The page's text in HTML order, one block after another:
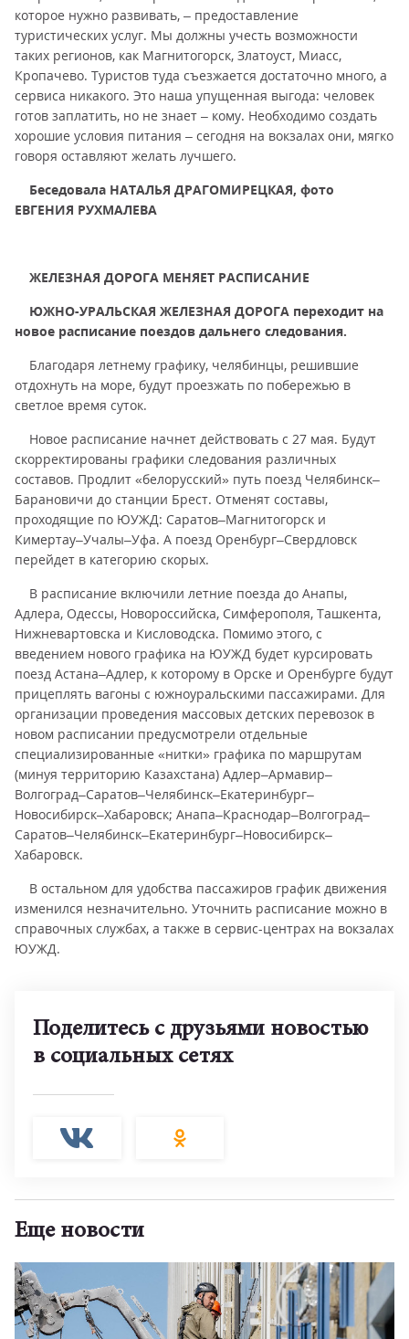
которое нужно развивать, – предоставление
туристических услуг. Мы должны учесть возможности
таких регионов, как Магнитогорск, Златоуст, Миасс,
Кропачево. Туристов туда съезжается достаточно много, а
сервиса никакого. Это наша упущенная выгода: человек
готов заплатить, но не знает – кому. Необходимо создать
хорошие условия питания – сегодня на вокзалах они, мягко
говоря оставляют желать лучшего.
Беседовала НАТАЛЬЯ ДРАГОМИРЕЦКАЯ, фото
ЕВГЕНИЯ РУХМАЛЕВА
ЖЕЛЕЗНАЯ ДОРОГА МЕНЯЕТ РАСПИСАНИЕ
ЮЖНО-УРАЛЬСКАЯ ЖЕЛЕЗНАЯ ДОРОГА переходит на
новое расписание поездов дальнего следования.
Благодаря летнему графику, челябинцы, решившие
отдохнуть на море, будут проезжать по побережью в
светлое время суток.
Новое расписание начнет действовать с 27 мая. Будут
скорректированы графики следования различных
составов. Продлит «белорусский» путь поезд Челябинск–
Барановичи до станции Брест. Отменят составы,
проходящие по ЮУЖД: Саратов–Магнитогорск и
Кимертау–Учалы–Уфа. А поезд Оренбург–Свердловск
перейдет в категорию скорых.
В расписание включили летние поезда до Анапы,
Адлера, Одессы, Новороссийска, Симферополя, Ташкента,
Нижневартовска и Кисловодска. Помимо этого, с
введением нового графика на ЮУЖД будет курсировать
поезд Астана–Адлер, к которому в Орске и Оренбурге будут
прицеплять вагоны с южноуральскими пассажирами. Для
организации проведения массовых детских перевозок в
новом расписании предусмотрели отдельные
специализированные «нитки» графика по маршрутам
(минуя территорию Казахстана) Адлер–Армавир–
Волгоград–Саратов–Челябинск–Екатеринбург–
Новосибирск–Хабаровск; Анапа–Краснодар–Волгоград–
Саратов–Челябинск–Екатеринбург–Новосибирск–
Хабаровск.
В остальном для удобства пассажиров график движения
изменился незначительно. Уточнить расписание можно в
справочных службах, а также в сервис-центрах на вокзалах
ЮУЖД.
Поделитесь с друзьями новостью
в социальных сетях
Еще новости